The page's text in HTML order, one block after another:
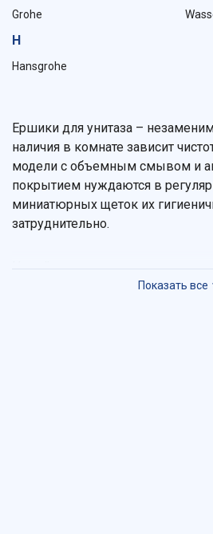
Grohe
H
Hansgrohe
Ершики для унитаза –
наличия в комнате зависит
модели с объемным смывом и
покрытием нуждаются в
миниатюрных щеток их
затруднительно.
оригинальная брендовая